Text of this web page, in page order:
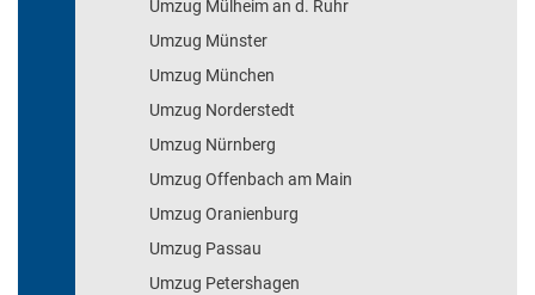
Umzug Mülheim an d. Ruhr
Umzug Münster
Umzug München
Umzug Norderstedt
Umzug Nürnberg
Umzug Offenbach am Main
Umzug Oranienburg
Umzug Passau
Umzug Petershagen